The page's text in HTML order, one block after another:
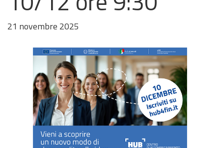
21 novembre 2025